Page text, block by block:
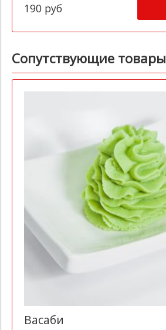
190 руб
Сопутствующие товары
Васаби